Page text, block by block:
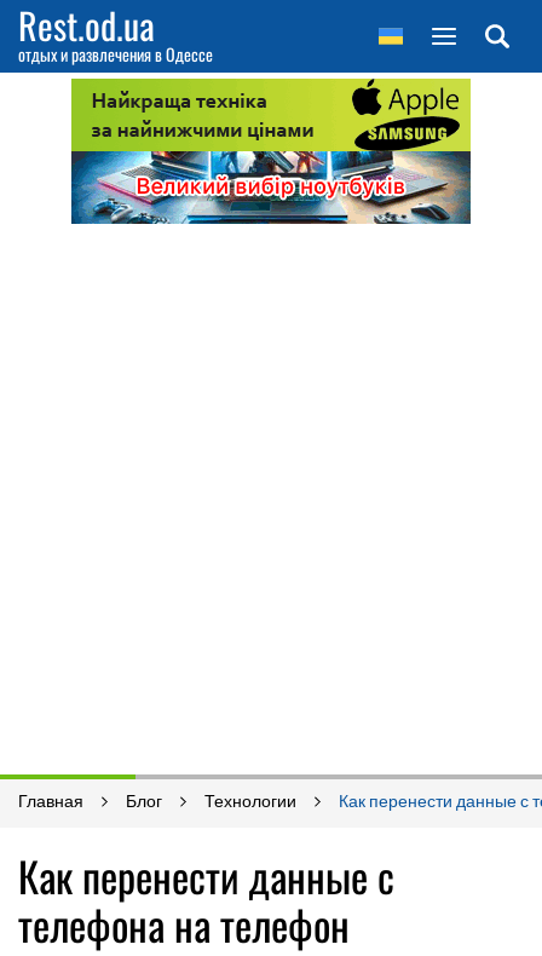
Rest.od.ua
отдых и развлечения в Одессе
Главная Блог Технологии Как перенести данные с
Как перенести данные с
телефона на телефон